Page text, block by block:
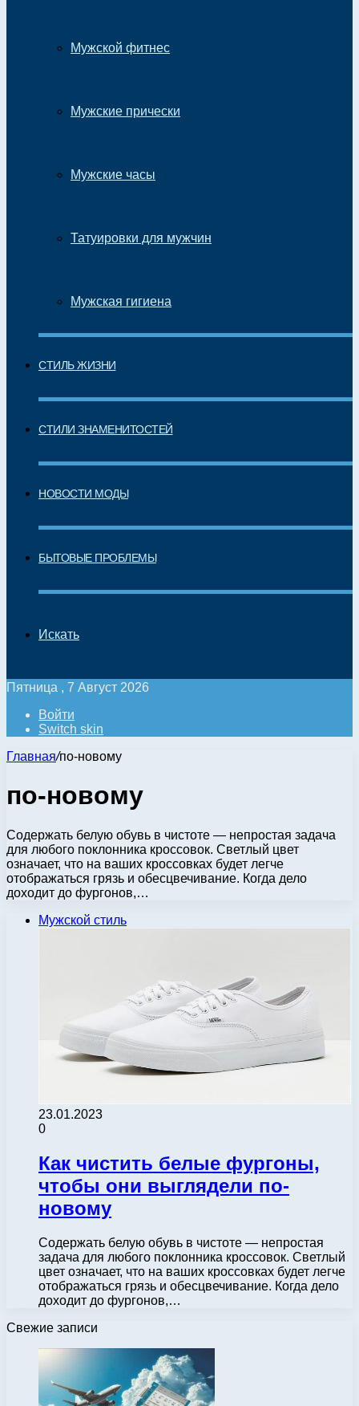
Мужской фитнес
Мужские прически
Мужские часы
Татуировки для мужчин
Мужская гигиена
СТИЛЬ ЖИЗНИ
СТИЛИ ЗНАМЕНИТОСТЕЙ
НОВОСТИ МОДЫ
БЫТОВЫЕ ПРОБЛЕМЫ
Искать
Пятница , 7 Август 2026
Войти
Switch skin
Главная/по-новому
по-новому
Содержать белую обувь в чистоте — непростая задача
для любого поклонника кроссовок. Светлый цвет
означает, что на ваших кроссовках будет легче
отображаться грязь и обесцвечивание. Когда дело
доходит до фургонов,…
Мужской стиль
23.01.2023
0
Как чистить белые фургоны,
чтобы они выглядели по-
новому
Содержать белую обувь в чистоте — непростая
задача для любого поклонника кроссовок. Светлый
цвет означает, что на ваших кроссовках будет легче
отображаться грязь и обесцвечивание. Когда дело
доходит до фургонов,…
Свежие записи